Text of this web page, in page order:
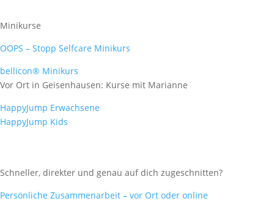
Minikurse
OOPS – Stopp Selfcare Minikurs
bellicon® Minikurs
Vor Ort in Geisenhausen: Kurse mit Marianne
HappyJump Erwachsene
HappyJump Kids
Schneller, direkter und genau auf dich zugeschnitten?
Persönliche Zusammenarbeit – vor Ort oder online